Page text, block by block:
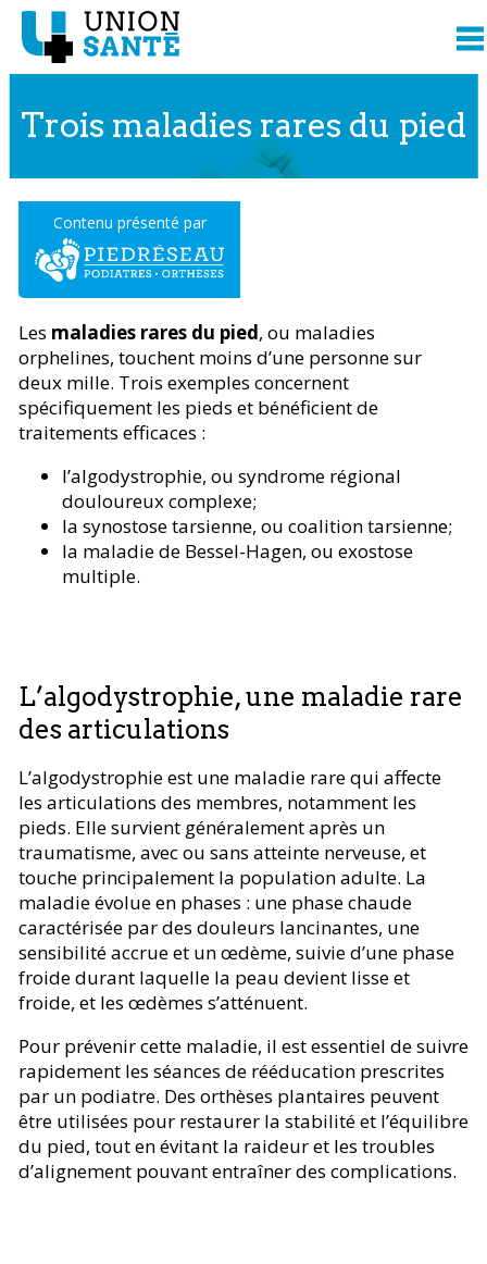
Trois maladies rares du pied
Contenu présenté par
Les maladies rares du pied, ou maladies
orphelines, touchent moins d’une personne sur
deux mille. Trois exemples concernent
spécifiquement les pieds et bénéficient de
traitements efficaces :
l’algodystrophie, ou syndrome régional
douloureux complexe;
la synostose tarsienne, ou coalition tarsienne;
la maladie de Bessel-Hagen, ou exostose
multiple.
L’algodystrophie, une maladie rare
des articulations
L’algodystrophie est une maladie rare qui affecte
les articulations des membres, notamment les
pieds. Elle survient généralement après un
traumatisme, avec ou sans atteinte nerveuse, et
touche principalement la population adulte. La
maladie évolue en phases : une phase chaude
caractérisée par des douleurs lancinantes, une
sensibilité accrue et un œdème, suivie d’une phase
froide durant laquelle la peau devient lisse et
froide, et les œdèmes s’atténuent.
Pour prévenir cette maladie, il est essentiel de suivre
rapidement les séances de rééducation prescrites
par un podiatre. Des orthèses plantaires peuvent
être utilisées pour restaurer la stabilité et l’équilibre
du pied, tout en évitant la raideur et les troubles
d’alignement pouvant entraîner des complications.